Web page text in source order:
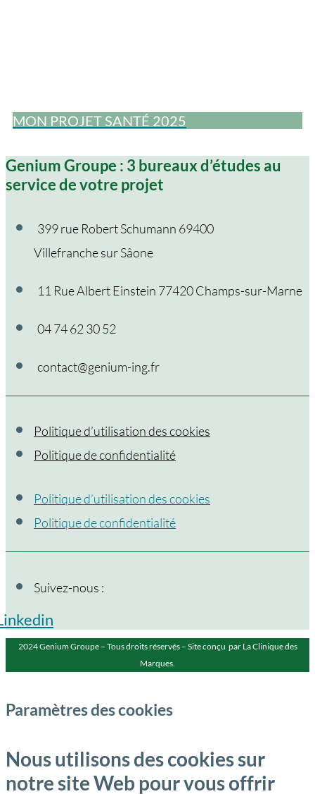
MON PROJET SANTÉ 2025
Genium Groupe : 3 bureaux d’études au
service de votre projet
399 rue Robert Schumann 69400
Villefranche sur Sâone
11 Rue Albert Einstein 77420 Champs-sur-Marne
04 74 62 30 52
contact@genium-ing.fr
Politique d’utilisation des cookies
Politique de confidentialité
Politique d’utilisation des cookies
Politique de confidentialité
Suivez-nous :
2024 Genium Groupe – Tous droits réservés – Site conçu par La Clinique des
Marques.
Paramètres des cookies
Nous utilisons des cookies sur
notre site Web pour vous offrir